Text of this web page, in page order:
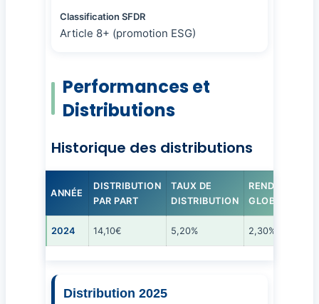
Classification SFDR
Article 8+ (promotion ESG)
Performances et
Distributions
Historique des distributions
ANNÉE
DISTRIBUTION
PAR PART
TAUX DE
DISTRIBUTION
RENDEMENT
GLOBAL
2024 14,10€ 5,20% 2,30%
Distribution 2025